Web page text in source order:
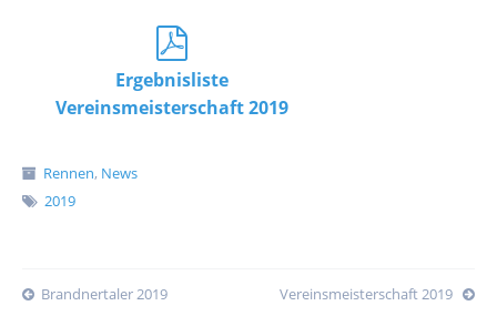
Ergebnisliste
Vereinsmeisterschaft 2019
Rennen, News
2019
Post
Brandnertaler 2019 Vereinsmeisterschaft 2019